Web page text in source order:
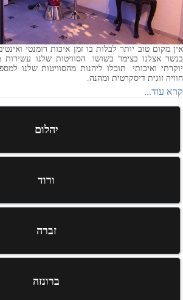
אין מקום טוב יותר לבלות בו זמן איכות רומנטי
בנשר אצלנו בצימר בשושו . הסוויטות שלנו עשירות
יוקרתי ואיכותי. תוכלו ליהנות מהסוויטות שלנו
חוויה זוגית דיסקרטית ומהנה.
קרא עוד...
יהלום
ורוד
זברה
ברונזה